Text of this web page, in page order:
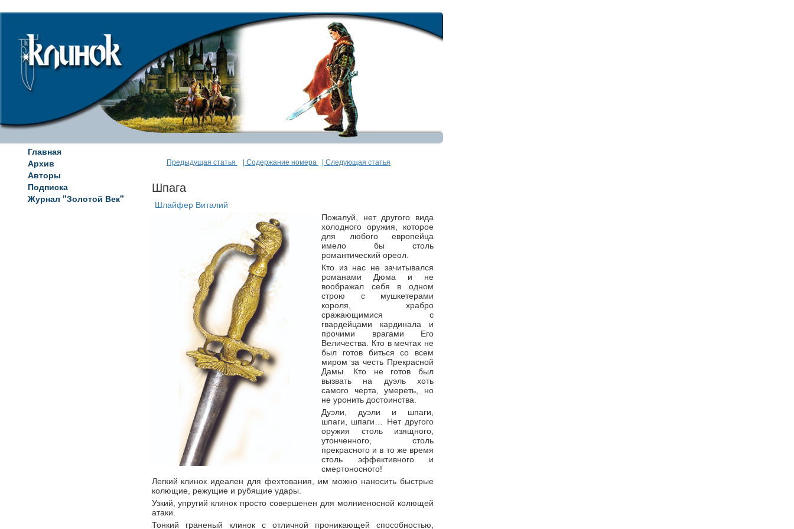
Главная
Архив
Авторы
Подписка
Журнал "Золотой Век"
Предыдущая статья | Содержание номера | Следующая статья
Шпага
Шлайфер Виталий
Пожалуй, нет другого вида
холодного оружия, которое
для любого европейца
имело бы столь
романтический ореол.
Кто из нас не зачитывался
романами Дюма и не
воображал себя в одном
строю с мушкетерами
короля, храбро
сражающимися с
гвардейцами кардинала и
прочими врагами Его
Величества. Кто в мечтах не
был готов биться со всем
миром за честь Прекрасной
Дамы. Кто не готов был
вызвать на дуэль хоть
самого черта, умереть, но
не уронить достоинства.
Дуэли, дуэли и шпаги,
шпаги, шпаги… Нет другого
оружия столь изящного,
утонченного, столь
прекрасного и в то же время
столь эффективного и
смертоносного!
Легкий клинок идеален для фехтования, им можно наносить быстрые
колющие, режущие и рубящие удары.
Узкий, упругий клинок просто совершенен для молниеносной колющей
атаки.
Тонкий граненый клинок с отличной проникающей способностью,